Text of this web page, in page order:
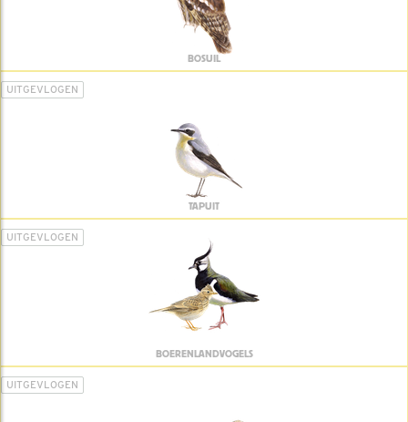
BOSUIL
UITGEVLOGEN
TAPUIT
UITGEVLOGEN
BOERENLANDVOGELS
UITGEVLOGEN